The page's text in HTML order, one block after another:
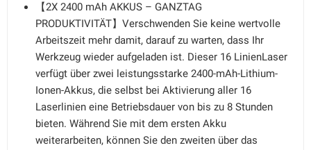
【2X 2400 mAh AKKUS – GANZTAG
PRODUKTIVITÄT】Verschwenden Sie keine wertvolle
Arbeitszeit mehr damit, darauf zu warten, dass Ihr
Werkzeug wieder aufgeladen ist. Dieser 16 LinienLaser
verfügt über zwei leistungsstarke 2400-mAh-Lithium-
Ionen-Akkus, die selbst bei Aktivierung aller 16
Laserlinien eine Betriebsdauer von bis zu 8 Stunden
bieten. Während Sie mit dem ersten Akku
weiterarbeiten, können Sie den zweiten über das